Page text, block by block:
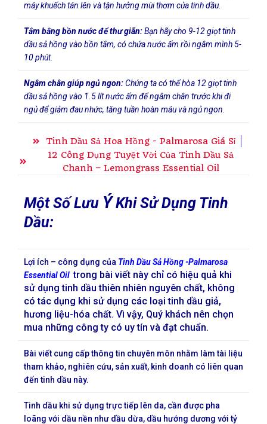
máy khuếch tán lên và tận hưởng mùi thơm của tinh dầu.
Tắm bằng bồn nước để thư giãn:Bạn hãy cho 9-12 giọt tinh
dầu sả hồng vào bồn tắm, có chứa nước ấm rồi ngâm mình 5-
10 phút.
Ngâm chân giúp ngủ ngon:Chúng ta có thể hòa 12 giọt tinh
dầu sả hồng vào 1.5 lít nước ấm để ngâm chân trước khi đi
ngủ để giảm đau nhức, tăng tuần hoàn máu và ngủ ngon.
Tinh Dầu Sả Hoa Hồng - Palmarosa Giá Sỉ
12 Công Dụng Tuyệt Vời Của Tinh Dầu Sả
Chanh – Lemongrass Essential Oil
Một Số Lưu ÝKhi Sử Dụng Tinh
Dầu:
Lợi ích – công dụng của Tinh Dầu Sả Hồng -Palmarosa
Essential Oiltrong bài viết này chỉ có hiệu quả khi
sử dụng tinh dầu thiên nhiên nguyên chất, không
có tác dụng khi sử dụng các loại tinh dầu giả,
hương liệu-hóa chất. Vì vậy, Quý khách nên chọn
mua những công ty có uy tín và đạt chuẩn.
Bài viết cung cấp thông tin chuyên môn nhằm làm tài liệu
tham khảo, nghiên cứu, sản xuất, kinh doanh có liên quan
đến tinh dầu này.
Tinh dầu khi sử dụng trực tiếp lên da, cần được pha
loãng với dầu nền như dầu dừa, dầu hướng dương với tỷ